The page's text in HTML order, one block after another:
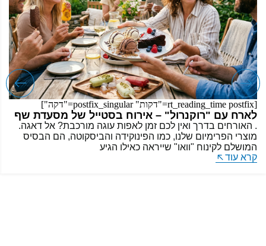
[rt_reading_time postfix="דקות" postfix_singular="דקה"]
לארח עם "רוקנרול" – אירוח בסטייל של מסעדת שף
. האורחים בדרך ואין לכם זמן לאפות עוגה מורכבת? אל דאגה.
מוצרי הפרימיום שלנו, כמו הפינוקידה והביסקוטה, הם הבסיס
המושלם לקינוח "וואו" שייראה כאילו הגיע
קרא עוד